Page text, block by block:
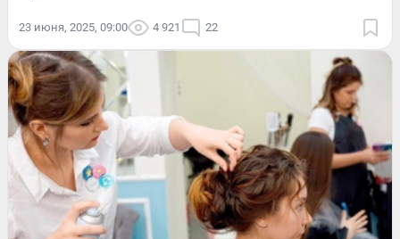
23 июня, 2025, 09:00 4 921 22